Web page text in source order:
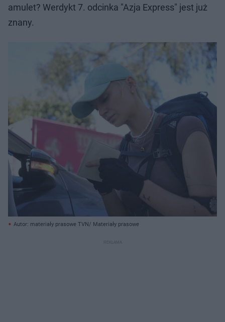
amulet? Werdykt 7. odcinka "Azja Express" jest już
znany.
Autor: materiały prasowe TVN/ Materiały prasowe